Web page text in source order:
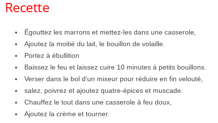
Recette
Égouttez les marrons et mettez-les dans une casserole,
Ajoutez la moitié du lait, le bouillon de volaille.
Portez à ébullition
Baissez le feu et laissez cuire 10 minutes à petits bouillons.
Verser dans le bol d’un mixeur pour réduire en fin velouté,
salez, poivrez et ajoutez quatre-épices et muscade.
Chauffez le tout dans une casserole à feu doux,
Ajoutez la crème et tourner.